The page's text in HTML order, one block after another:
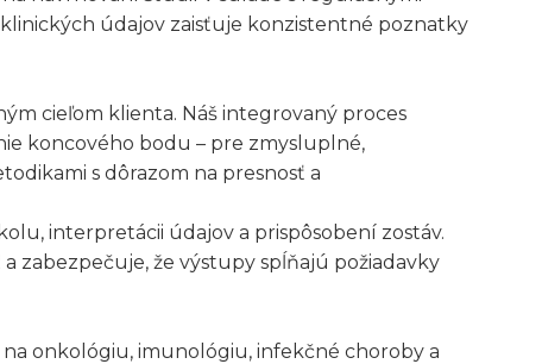
údajov zaisťuje konzistentné poznatky
cieľom klienta. Náš integrovaný proces
koncového bodu – pre zmysluplné,
s dôrazom na presnosť a
interpretácii údajov a prispôsobení zostáv.
zabezpečuje, že výstupy spĺňajú požiadavky
onkológiu, imunológiu, infekčné choroby a